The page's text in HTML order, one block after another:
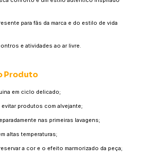
para fãs da marca e do estilo de vida
e atividades ao ar livre.
Produto
em ciclo delicado;
evitar produtos com alvejante;
nas primeiras lavagens;
altas temperaturas;
a cor e o efeito marmorizado da peça;